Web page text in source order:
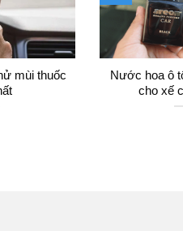
mùi thuốc
Nước hoa ô
cho xế